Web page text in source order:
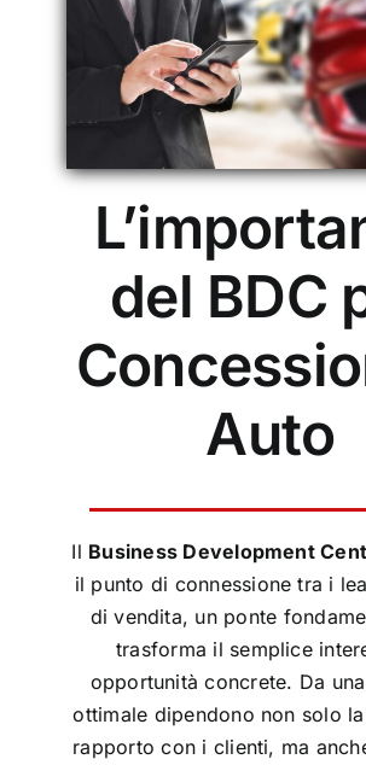
del BDC
Auto
Il Business Development
il punto di connessione tra i
di vendita, un ponte
trasforma il semplice
opportunità concrete. Da
ottimale dipendono non solo
rapporto con i clienti, ma